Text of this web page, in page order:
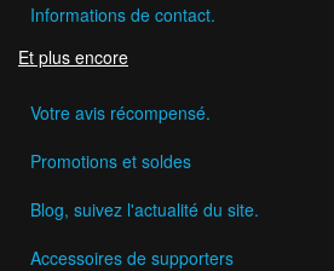
Informations de contact.
Et plus encore
Votre avis récompensé.
Promotions et soldes
Blog, suivez l'actualité du site.
Accessoires de supporters